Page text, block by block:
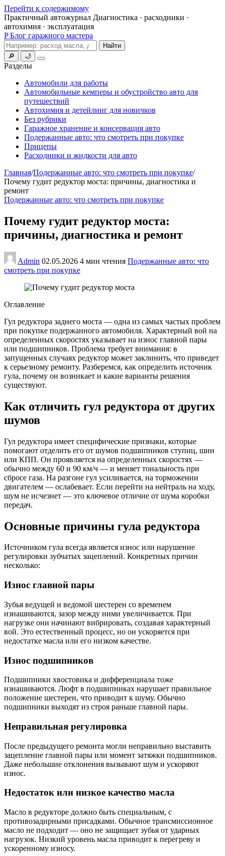
Перейти к содержимому
Практичный автожурнал Диагностика · расходники ·
автохимия · эксплуатация
P Блог гаражного мастера
Поиск
Найти
🔎
🌙
Меню
Разделы
Автомобили для работы
Автомобильные кемперы и обустройство авто для
путешествий
Автохимия и детейлинг для новичков
Без рубрики
Гаражное хранение и консервация авто
Подержанные авто: что смотреть при покупке
Прицепы
Расходники и жидкости для авто
Главная/Подержанные авто: что смотреть при покупке/
Почему гудит редуктор моста: причины, диагностика и
ремонт
Подержанные авто: что смотреть при покупке
Почему гудит редуктор моста:
причины, диагностика и ремонт
Admin 02.05.2026 4 мин чтения Подержанные авто: что
смотреть при покупке
Оглавление
Гул редуктора заднего моста — одна из самых частых проблем
при покупке подержанного автомобиля. Характерный вой на
определенных скоростях указывает на износ главной пары
или подшипников. Проблема требует внимания: в
запущенных случаях редуктор может заклинить, что приведет
к серьезному ремонту. Разберемся, как определить источник
гула, почему он возникает и какие варианты решения
существуют.
Как отличить гул редуктора от других
шумов
Гул редуктора имеет специфические признаки, которые
помогают отделить его от шумов подшипников ступиц, шин
или КПП. Он проявляется на определенных скоростях —
обычно между 60 и 90 км/ч — и меняет тональность при
сбросе газа. На разгоне гул усиливается, на торможении
двигателем — ослабевает. Если перейти на нейтраль на ходу,
шум не исчезнет — это ключевое отличие от шума коробки
передач.
Основные причины гула редуктора
Источником гула всегда является износ или нарушение
регулировки зубчатых зацеплений. Конкретных причин
несколько:
Износ главной пары
Зубья ведущей и ведомой шестерен со временем
изнашиваются, зазор между ними увеличивается. При
нагрузке они начинают вибрировать, создавая характерный
вой. Это естественный процесс, но он ускоряется при
недостатке масла или его низком качестве.
Износ подшипников
Подшипники хвостовика и дифференциала тоже
изнашиваются. Люфт в подшипниках нарушает правильное
положение шестерен, что приводит к шуму. Обычно
подшипники выходят из строя раньше главной пары.
Неправильная регулировка
После предыдущего ремонта могли неправильно выставить
зацепление главной пары или момент затяжки подшипников.
Даже небольшие отклонения вызывают шум и ускоряют
износ.
Недостаток или низкое качество масла
Масло в редукторе должно быть специальным, с
противозадирными присадками. Обычное трансмиссионное
масло не подходит — оно не защищает зубья от ударных
нагрузок. Низкий уровень масла приводит к перегреву и
ускоренному износу.